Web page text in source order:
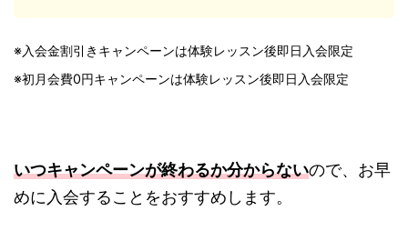
※入会金割引きキャンペーンは体験レッスン後即日入会限定
※初月会費0円キャンペーンは体験レッスン後即日入会限定
いつキャンペーンが終わるか分からないので、お早
めに入会することをおすすめします。